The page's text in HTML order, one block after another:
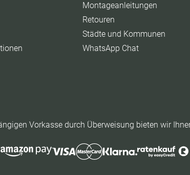
Montageanleitungen
Retouren
Städte und Kommunen
WhatsApp Chat
Vorkasse durch Überweisung bieten wir